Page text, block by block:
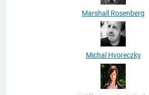
Marshall Rosenberg
Michal Hvoreczky